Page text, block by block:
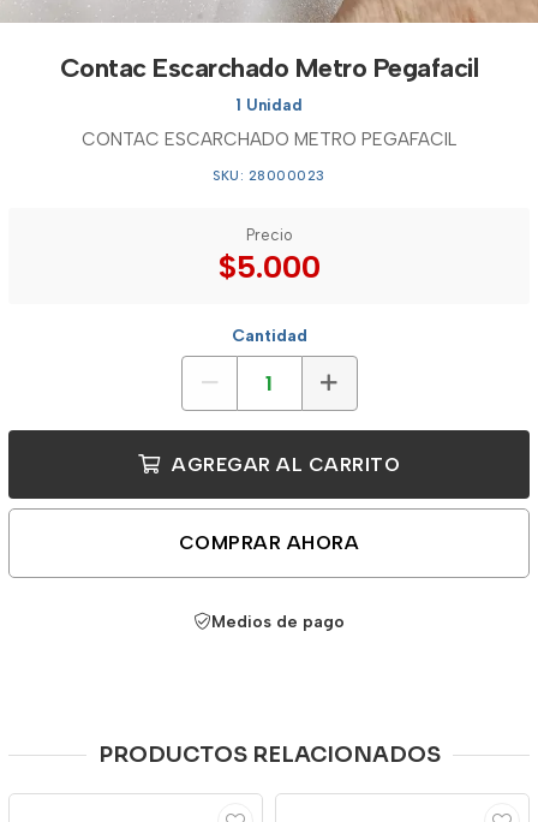
Contac Escarchado Metro Pegafacil
1 Unidad
CONTAC ESCARCHADO METRO PEGAFACIL
SKU: 28000023
Precio
$5.000
Cantidad
AGREGAR AL CARRITO
COMPRAR AHORA
Medios de pago
PRODUCTOS RELACIONADOS